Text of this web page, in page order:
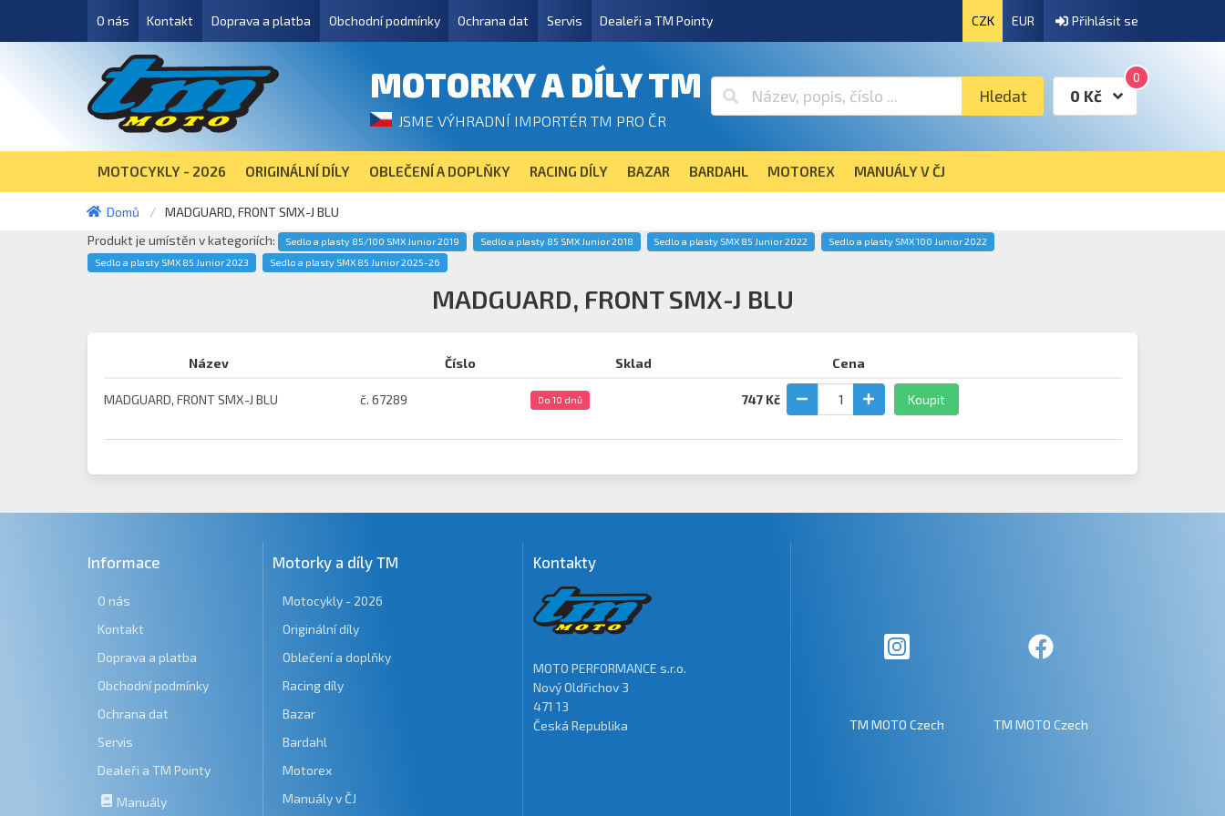
O nás Kontakt Doprava a platba Obchodní podmínky Ochrana dat Servis Dealeři a TM Pointy CZK EUR Přihlásit se
MOTORKY A DÍLY TM
JSME VÝHRADNÍ IMPORTÉR TM PRO ČR
Hledat
0
0 Kč
MOTOCYKLY - 2026 ORIGINÁLNÍ DÍLY OBLEČENÍ A DOPLŇKY RACING DÍLY BAZAR BARDAHL MOTOREX MANUÁLY V ČJ
Domů
MADGUARD, FRONT SMX-J BLU
Produkt je umístěn v kategoriích:
Sedlo a plasty 85/100 SMX Junior 2019 Sedlo a plasty 85 SMX Junior 2018 Sedlo a plasty SMX 85 Junior 2022
Sedlo a plasty SMX 100 Junior 2022
Sedlo a plasty SMX 85 Junior 2023
Sedlo a plasty SMX 85 Junior 2025-26
MADGUARD, FRONT SMX-J BLU
Název Číslo Sklad Cena
MADGUARD, FRONT SMX-J BLU č. 67289 Do 10 dnů 747 Kč Koupit
Informace
O nás
Kontakt
Doprava a platba
Obchodní podmínky
Ochrana dat
Servis
Dealeři a TM Pointy
Manuály
Motorky a díly TM
Motocykly - 2026
Originální díly
Oblečení a doplňky
Racing díly
Bazar
Bardahl
Motorex
Manuály v ČJ
Kontakty
MOTO PERFORMANCE s.r.o.
Nový Oldřichov 3
471 13
Česká Republika
TM MOTO Czech TM MOTO Czech